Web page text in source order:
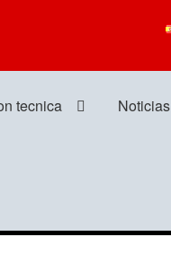
tecnica Noticias